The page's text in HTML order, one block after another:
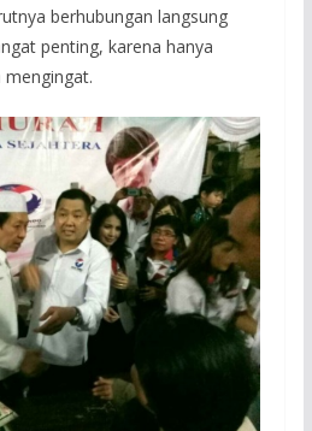
berhubungan langsung
penting, karena hanya
mengingat.